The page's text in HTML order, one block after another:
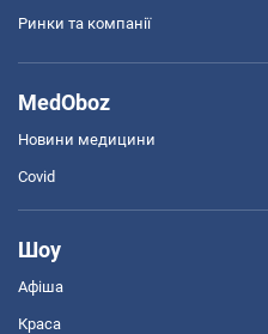
Ринки та компанії
MedOboz
Новини медицини
Covid
Шоу
Афіша
Краса